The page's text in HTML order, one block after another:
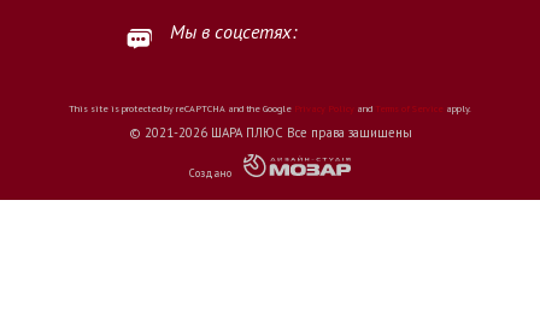
Мы в соцсетях:
This site is protected by reCAPTCHA and the Google Privacy Policy and Terms of Service apply.
© 2021-2026 ШАРА ПЛЮС Все права защищены
Создано